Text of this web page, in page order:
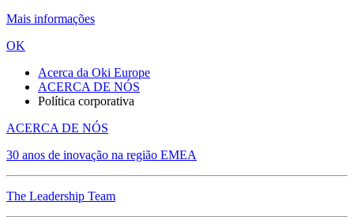
Mais informações
OK
Acerca da Oki Europe
ACERCA DE NÓS
Política corporativa
ACERCA DE NÓS
30 anos de inovação na região EMEA
The Leadership Team